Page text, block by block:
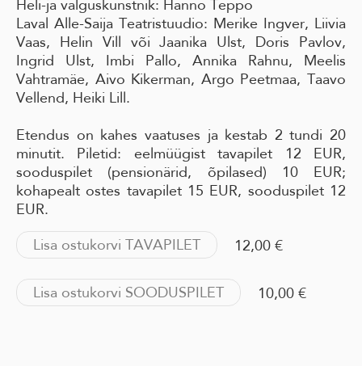
Heli-ja valguskunstnik: Hanno Teppo
Laval Alle-Saija Teatristuudio: Merike Ingver, Liivia
Vaas, Helin Vill või Jaanika Ulst, Doris Pavlov,
Ingrid Ulst, Imbi Pallo, Annika Rahnu, Meelis
Vahtramäe, Aivo Kikerman, Argo Peetmaa, Taavo
Vellend, Heiki Lill.
Etendus on kahes vaatuses ja kestab 2 tundi 20
minutit. Piletid: eelmüügist tavapilet 12 EUR,
sooduspilet (pensionärid, õpilased) 10 EUR;
kohapealt ostes tavapilet 15 EUR, sooduspilet 12
EUR.
Lisa ostukorvi TAVAPILET
12,00 €
Lisa ostukorvi SOODUSPILET 10,00 €